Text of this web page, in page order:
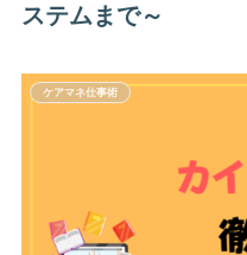
ステムまで～
ケアマネ仕事術